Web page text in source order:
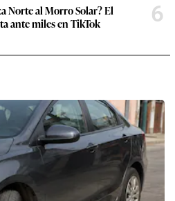
Norte al Morro Solar? El
ante miles en TikTok
6